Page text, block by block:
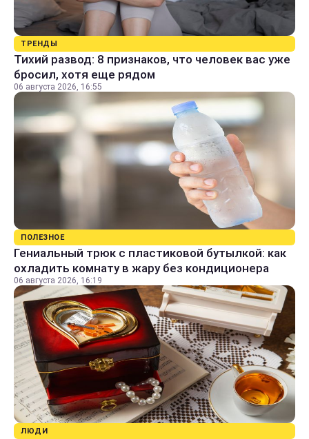
ТРЕНДЫ
Тихий развод: 8 признаков, что человек вас уже
бросил, хотя еще рядом
06 августа 2026, 16:55
ПОЛЕЗНОЕ
Гениальный трюк с пластиковой бутылкой: как
охладить комнату в жару без кондиционера
06 августа 2026, 16:19
ЛЮДИ